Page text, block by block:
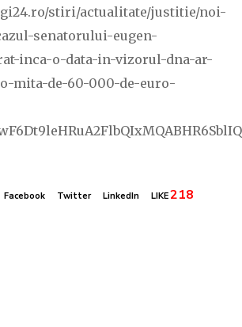
stiri/actualitate/justitie/noi-
senatorului-eugen-
inca-o-data-in-vizorul-dna-ar-
mita-de-60-000-de-euro-
Facebook Twitter LinkedIn LIKE218